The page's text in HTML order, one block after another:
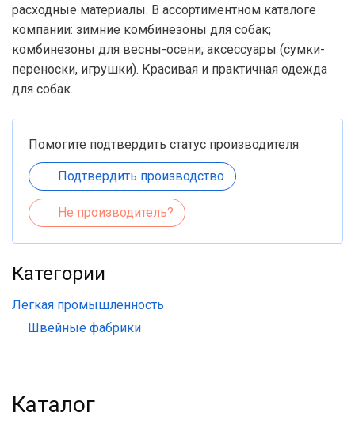
расходные материалы. В ассортиментном каталоге
компании: зимние комбинезоны для собак;
комбинезоны для весны-осени; аксессуары (сумки-
переноски, игрушки). Красивая и практичная одежда
для собак.
Помогите подтвердить статус производителя
Подтвердить производство
Не производитель?
Категории
Легкая промышленность
Швейные фабрики
Каталог